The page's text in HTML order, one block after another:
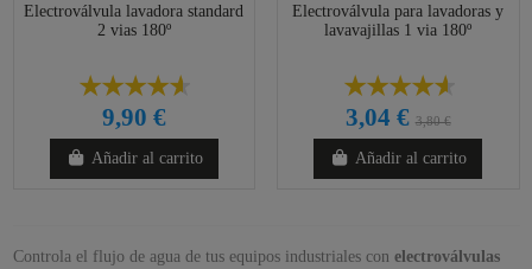
Electroválvula lavadora standard
2 vias 180º
9,90 €
Añadir al carrito
Electroválvula para lavadoras y
lavavajillas 1 via 180º
3,04 € 3,80 €
Añadir al carrito
Controla el flujo de agua de tus equipos industriales con electroválvulas